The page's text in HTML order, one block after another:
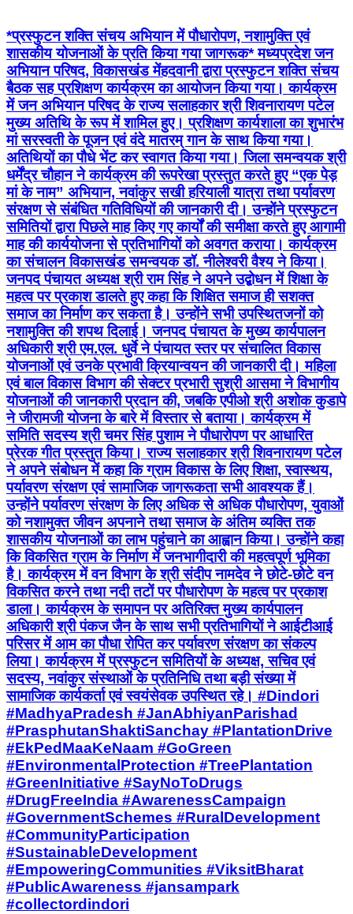
*प्रस्फुटन शक्ति संचय अभियान में पौधारोपण, नशामुक्ति एवं
शासकीय योजनाओं के प्रति किया गया जागरूक* मध्यप्रदेश जन
अभियान परिषद, विकासखंड मेंहदवानी द्वारा प्रस्फुटन शक्ति संचय
बैठक सह प्रशिक्षण कार्यक्रम का आयोजन किया गया। कार्यक्रम
में जन अभियान परिषद के राज्य सलाहकार श्री शिवनारायण पटेल
मुख्य अतिथि के रूप में शामिल हुए। प्रशिक्षण कार्यशाला का शुभारंभ
मां सरस्वती के पूजन एवं वंदे मातरम् गान के साथ किया गया।
अतिथियों का पौधे भेंट कर स्वागत किया गया। जिला समन्वयक श्री
धर्मेंद्र चौहान ने कार्यक्रम की रूपरेखा प्रस्तुत करते हुए “एक पेड़
मां के नाम” अभियान, नवांकुर सखी हरियाली यात्रा तथा पर्यावरण
संरक्षण से संबंधित गतिविधियों की जानकारी दी। उन्होंने प्रस्फुटन
समितियों द्वारा पिछले माह किए गए कार्यों की समीक्षा करते हुए आगामी
माह की कार्ययोजना से प्रतिभागियों को अवगत कराया। कार्यक्रम
का संचालन विकासखंड समन्वयक डॉ. नीलेश्वरी वैश्य ने किया।
जनपद पंचायत अध्यक्ष श्री राम सिंह ने अपने उद्बोधन में शिक्षा के
महत्व पर प्रकाश डालते हुए कहा कि शिक्षित समाज ही सशक्त
समाज का निर्माण कर सकता है। उन्होंने सभी उपस्थितजनों को
नशामुक्ति की शपथ दिलाई। जनपद पंचायत के मुख्य कार्यपालन
अधिकारी श्री एम.एल. धुर्वे ने पंचायत स्तर पर संचालित विकास
योजनाओं एवं उनके प्रभावी क्रियान्वयन की जानकारी दी। महिला
एवं बाल विकास विभाग की सेक्टर प्रभारी सुश्री आसमा ने विभागीय
योजनाओं की जानकारी प्रदान की, जबकि एपीओ श्री अशोक कुडापे
ने जीरामजी योजना के बारे में विस्तार से बताया। कार्यक्रम में
समिति सदस्य श्री चमर सिंह पुशाम ने पौधारोपण पर आधारित
प्रेरक गीत प्रस्तुत किया। राज्य सलाहकार श्री शिवनारायण पटेल
ने अपने संबोधन में कहा कि ग्राम विकास के लिए शिक्षा, स्वास्थय,
पर्यावरण संरक्षण एवं सामाजिक जागरूकता सभी आवश्यक हैं।
उन्होंने पर्यावरण संरक्षण के लिए अधिक से अधिक पौधारोपण, युवाओं
को नशामुक्त जीवन अपनाने तथा समाज के अंतिम व्यक्ति तक
शासकीय योजनाओं का लाभ पहुंचाने का आह्वान किया। उन्होंने कहा
कि विकसित ग्राम के निर्माण में जनभागीदारी की महत्वपूर्ण भूमिका
है। कार्यक्रम में वन विभाग के श्री संदीप नामदेव ने छोटे-छोटे वन
विकसित करने तथा नदी तटों पर पौधारोपण के महत्व पर प्रकाश
डाला। कार्यक्रम के समापन पर अतिरिक्त मुख्य कार्यपालन
अधिकारी श्री पंकज जैन के साथ सभी प्रतिभागियों ने आईटीआई
परिसर में आम का पौधा रोपित कर पर्यावरण संरक्षण का संकल्प
लिया। कार्यक्रम में प्रस्फुटन समितियों के अध्यक्ष, सचिव एवं
सदस्य, नवांकुर संस्थाओं के प्रतिनिधि तथा बड़ी संख्या में
सामाजिक कार्यकर्ता एवं स्वयंसेवक उपस्थित रहे। #Dindori
#MadhyaPradesh #JanAbhiyanParishad
#PrasphutanShaktiSanchay #PlantationDrive
#EkPedMaaKeNaam #GoGreen
#EnvironmentalProtection #TreePlantation
#GreenInitiative #SayNoToDrugs
#DrugFreeIndia #AwarenessCampaign
#GovernmentSchemes #RuralDevelopment
#CommunityParticipation
#SustainableDevelopment
#EmpoweringCommunities #ViksitBharat
#PublicAwareness #jansampark
#collectordindori